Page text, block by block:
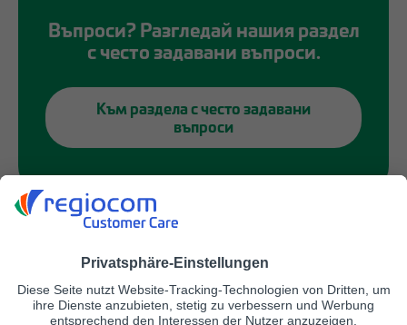
Въпроси? Разгледай нашия раздел
с често задавани въпроси.
Към раздела с често задавани
въпроси